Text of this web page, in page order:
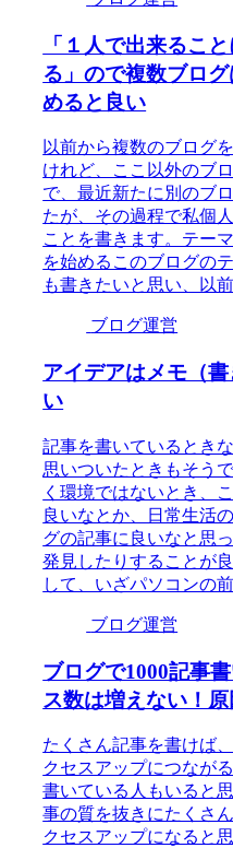
「１人で出来るこ
る」ので複数ブロ
めると良い
以前から複数のブログ
けれど、ここ以外のブ
で、最近新たに別のブ
たが、その過程で私個
ことを書きます。テー
を始めるこのブログの
も書きたいと思い、以
ブログ運営
アイデアはメモ（
い
記事を書いているとき
思いついたときもそう
く環境ではないとき、
良いなとか、日常生活
グの記事に良いなと思
発見したりすることが
して、いざパソコンの
ブログ運営
ブログで1000記事
ス数は増えない！
たくさん記事を書けば
クセスアップにつなが
書いている人もいると
事の質を抜きにたくさ
クセスアップになると